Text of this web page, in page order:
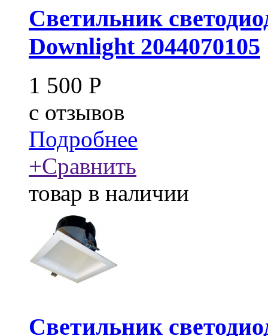
Светильник
Downlight 2044070105
1 500 Р
c отзывов
Подробнее
+Сравнить
товар в наличии
Светильник